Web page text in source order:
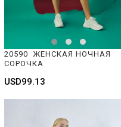
20590  ЖЕНСКАЯ НОЧНАЯ
СОРОЧКА
USD99.13